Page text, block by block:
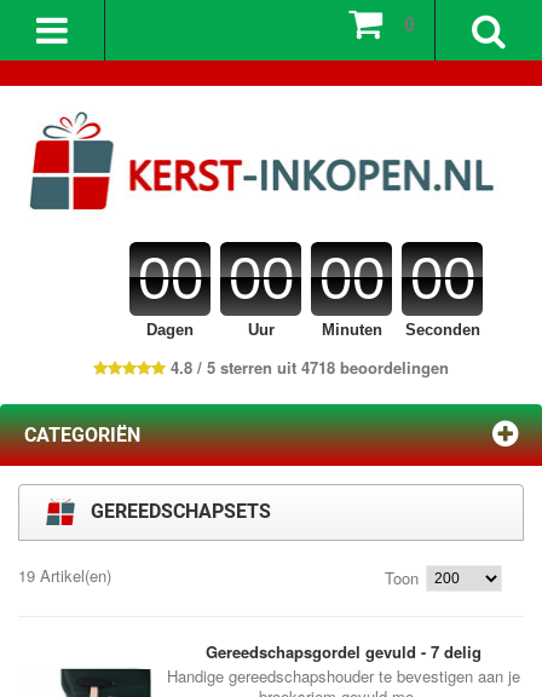
00
Dagen
00
Uur
00
Minuten
00
Seconden
4.8 / 5 sterren uit 4718 beoordelingen
0
CATEGORIËN
GEREEDSCHAPSETS
19 Artikel(en) Toon
Gereedschapsgordel gevuld - 7 delig
Handige gereedschapshouder te bevestigen aan je